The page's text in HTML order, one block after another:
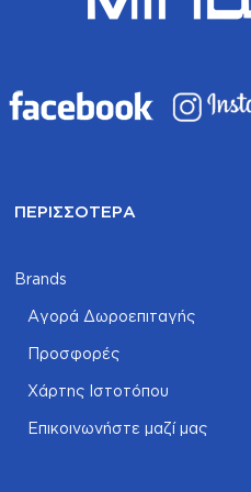
ΠΕΡΙΣΣΌΤΕΡΑ
Brands
Αγορά Δωροεπιταγής
Προσφορές
Χάρτης Ιστοτόπου
Επικοινωνήστε μαζί μας